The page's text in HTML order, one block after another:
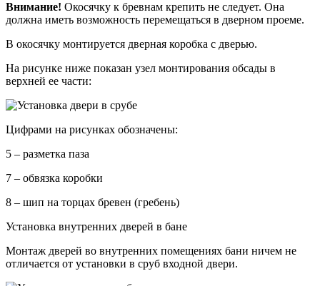
Внимание! Окосячку к бревнам крепить не следует. Она
должна иметь возможность перемещаться в дверном проеме.
В окосячку монтируется дверная коробка с дверью.
На рисунке ниже показан узел монтирования обсады в
верхней ее части:
Цифрами на рисунках обозначены:
5 – разметка паза
7 – обвязка коробки
8 – шип на торцах бревен (гребень)
Установка внутренних дверей в бане
Монтаж дверей во внутренних помещениях бани ничем не
отличается от установки в сруб входной двери.